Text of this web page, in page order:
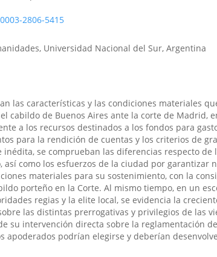
2806-5415
Universidad Nacional del Sur, Argentina
las características y las condiciones materiales
cabildo de Buenos Aires ante la corte de Madrid,
a los recursos destinados a los fondos para
para la rendición de cuentas y los criterios de
se comprueban las diferencias respecto de
así como los esfuerzos de la ciudad por garantizar
materiales para su sostenimiento, con la
porteño en la Corte. Al mismo tiempo, en un
regias y la elite local, se evidencia la
las distintas prerrogativas y privilegios de las
su intervención directa sobre la reglamentación
apoderados podrían elegirse y deberían